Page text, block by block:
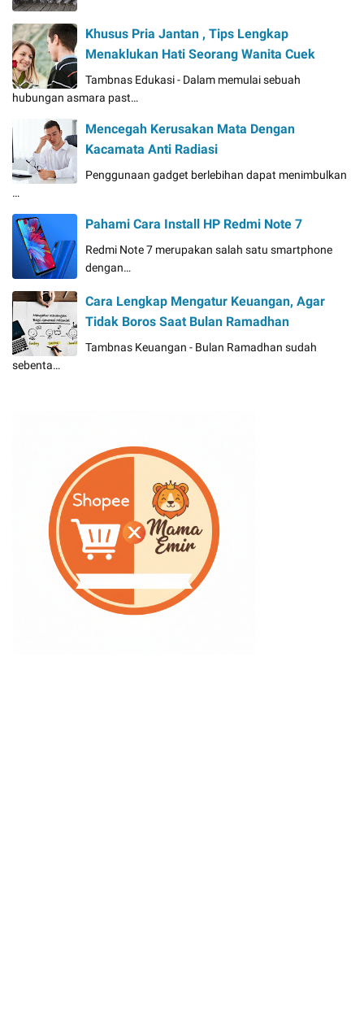
Khusus Pria Jantan , Tips Lengkap
Menaklukan Hati Seorang Wanita Cuek
Tambnas Edukasi - Dalam memulai sebuah
hubungan asmara past…
Mencegah Kerusakan Mata Dengan
Kacamata Anti Radiasi
Penggunaan gadget berlebihan dapat menimbulkan
…
Pahami Cara Install HP Redmi Note 7
Redmi Note 7 merupakan salah satu smartphone
dengan…
Cara Lengkap Mengatur Keuangan, Agar
Tidak Boros Saat Bulan Ramadhan
Tambnas Keuangan - Bulan Ramadhan sudah
sebenta…